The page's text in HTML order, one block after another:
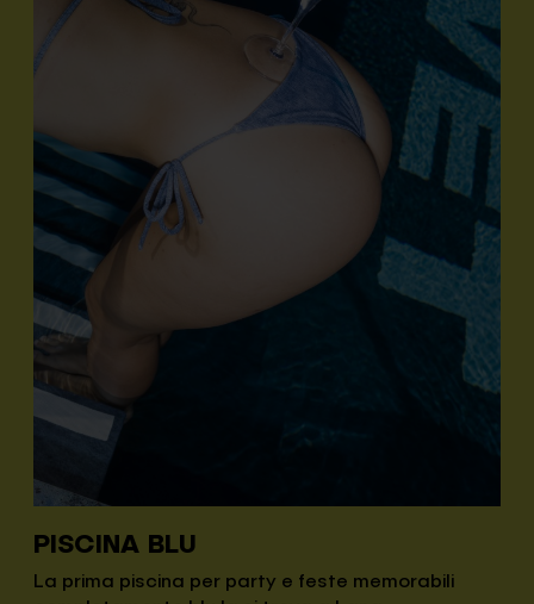
PISCINA BLU
La prima piscina per party e feste memorabili